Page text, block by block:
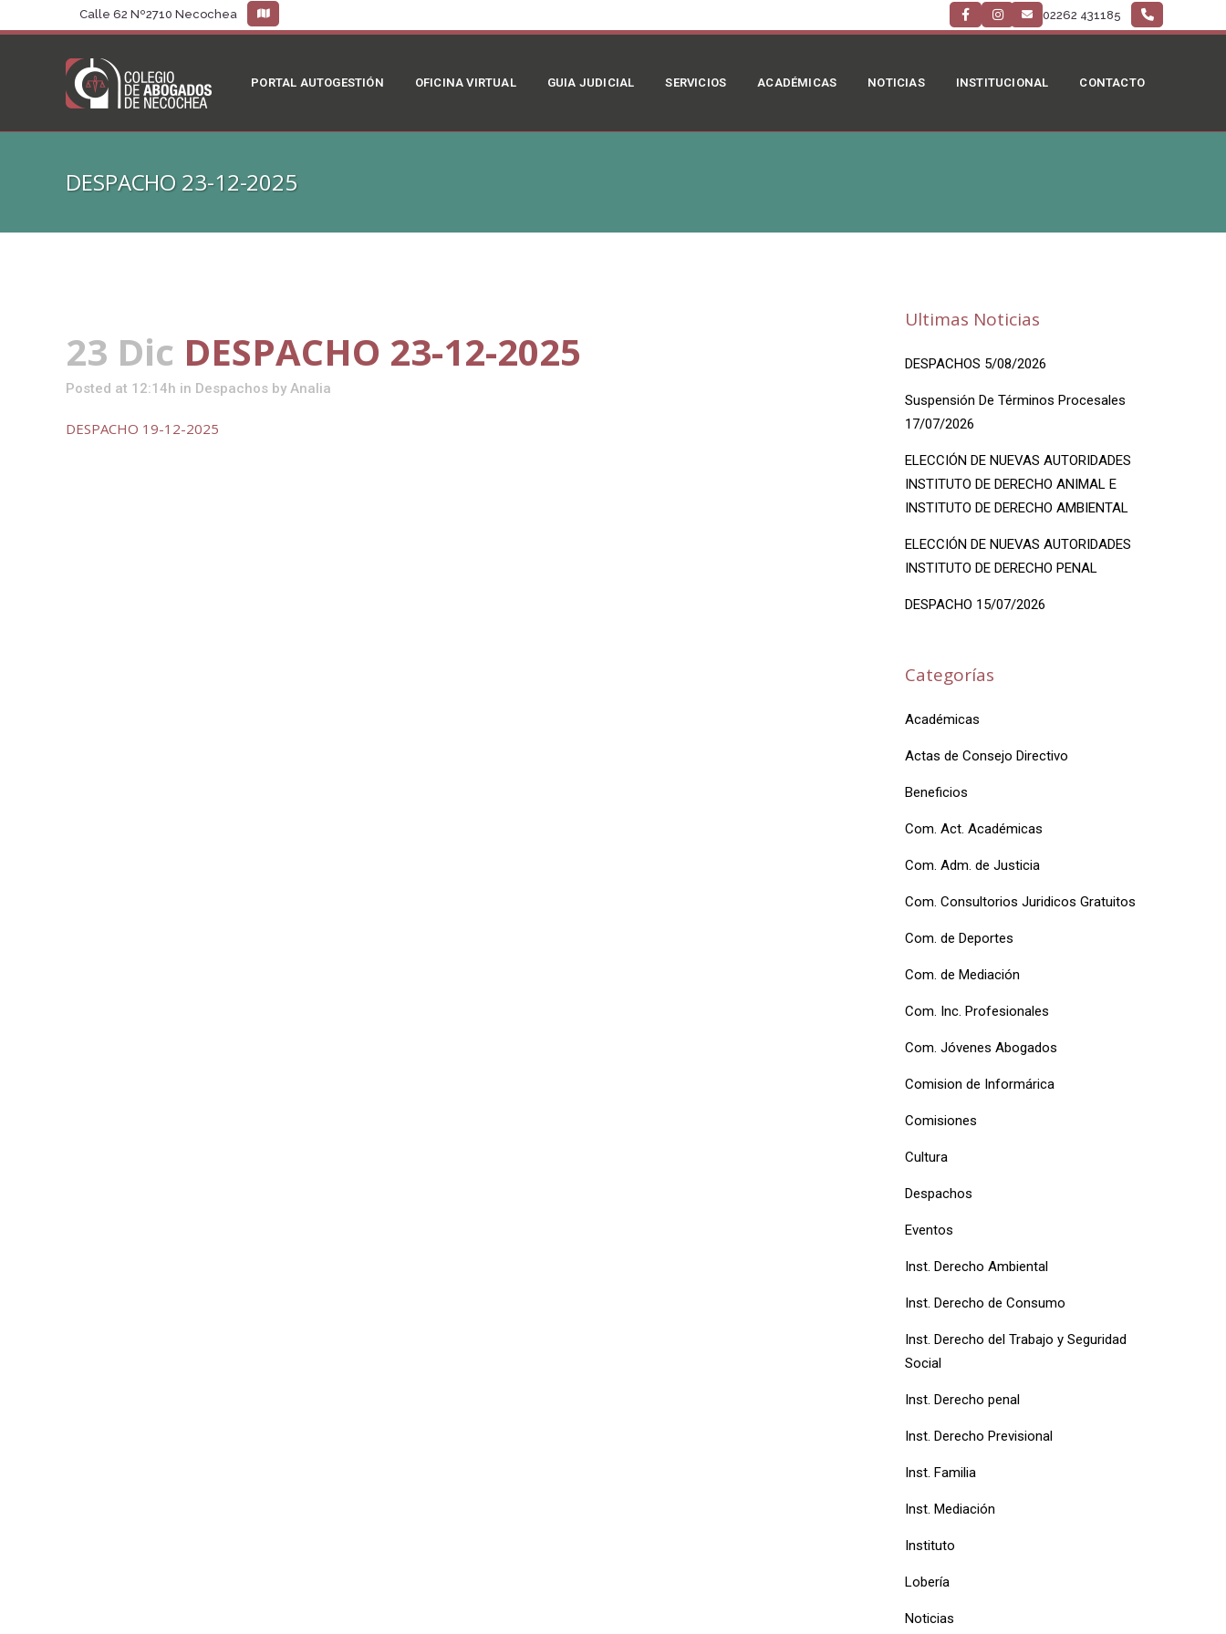
Calle 62 Nº2710 Necochea 02262 431185
PORTAL AUTOGESTIÓN OFICINA VIRTUAL GUIA JUDICIAL SERVICIOS ACADÉMICAS NOTICIAS INSTITUCIONAL CONTACTO
DESPACHO 23-12-2025
23 Dic DESPACHO 23-12-2025
Posted at 12:14h in Despachos by Analia
DESPACHO 19-12-2025
Ultimas Noticias
DESPACHOS 5/08/2026
Suspensión De Términos Procesales
17/07/2026
ELECCIÓN DE NUEVAS AUTORIDADES
INSTITUTO DE DERECHO ANIMAL E
INSTITUTO DE DERECHO AMBIENTAL
ELECCIÓN DE NUEVAS AUTORIDADES
INSTITUTO DE DERECHO PENAL
DESPACHO 15/07/2026
Categorías
Académicas
Actas de Consejo Directivo
Beneficios
Com. Act. Académicas
Com. Adm. de Justicia
Com. Consultorios Juridicos Gratuitos
Com. de Deportes
Com. de Mediación
Com. Inc. Profesionales
Com. Jóvenes Abogados
Comision de Informárica
Comisiones
Cultura
Despachos
Eventos
Inst. Derecho Ambiental
Inst. Derecho de Consumo
Inst. Derecho del Trabajo y Seguridad
Social
Inst. Derecho penal
Inst. Derecho Previsional
Inst. Familia
Inst. Mediación
Instituto
Lobería
Noticias